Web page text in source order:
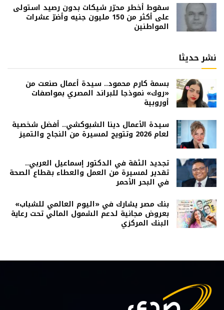
سقوط أخطر محرّر شيكات بدون رصيد استولى
على أكثر من 150 مليون جنيه وأضرّ عشرات
المواطنين
نشر حديثا
بسمة كارم محمود.. سيدة أعمال صنعت من
«روك» نموذجا للبراند المصري بمواصفات
أوروبية
سيدة الأعمال دينا الشبوكشي.. أفضل شخصية
لعام 2026 وتتويج لمسيرة من النجاح والتميز
تجديد الثقة في الدكتور إسماعيل العربي..
تقدير لمسيرة من العمل والعطاء بقطاع الصحة
في البحر الأحمر
بنك مصر يشارك في «اليوم العالمي للشباب»
بعروض مجانية لدعم الشمول المالي تحت رعاية
البنك المركزي